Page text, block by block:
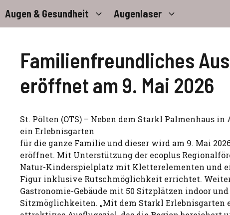
Inhalt
springen
Augen & Gesundheit Augenlaser
Familienfreundliches
eröffnet am 9. Mai 2026
St. Pölten (OTS) – Neben dem Starkl Palmenhaus
ein Erlebnisgarten
für die ganze Familie und dieser wird am 9. Mai
eröffnet. Mit Unterstützung der ecoplus
Natur-Kinderspielplatz mit Kletterelementen und
Figur inklusive Rutschmöglichkeit errichtet.
Gastronomie-Gebäude mit 50 Sitzplätzen indoor und
Sitzmöglichkeiten. „Mit dem Starkl